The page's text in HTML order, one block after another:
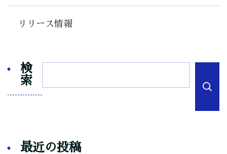
リリース情報
検
索
最近の投稿